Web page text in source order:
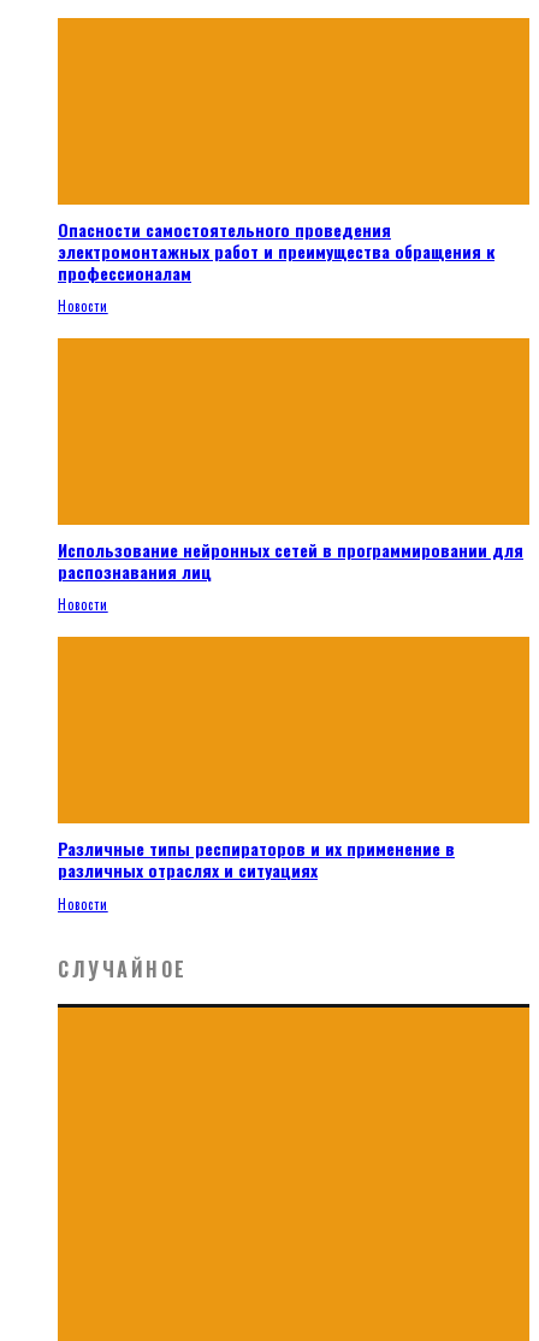
Опасности самостоятельного проведения
электромонтажных работ и преимущества обращения к
профессионалам
Новости
Использование нейронных сетей в программировании для
распознавания лиц
Новости
Различные типы респираторов и их применение в
различных отраслях и ситуациях
Новости
СЛУЧАЙНОЕ